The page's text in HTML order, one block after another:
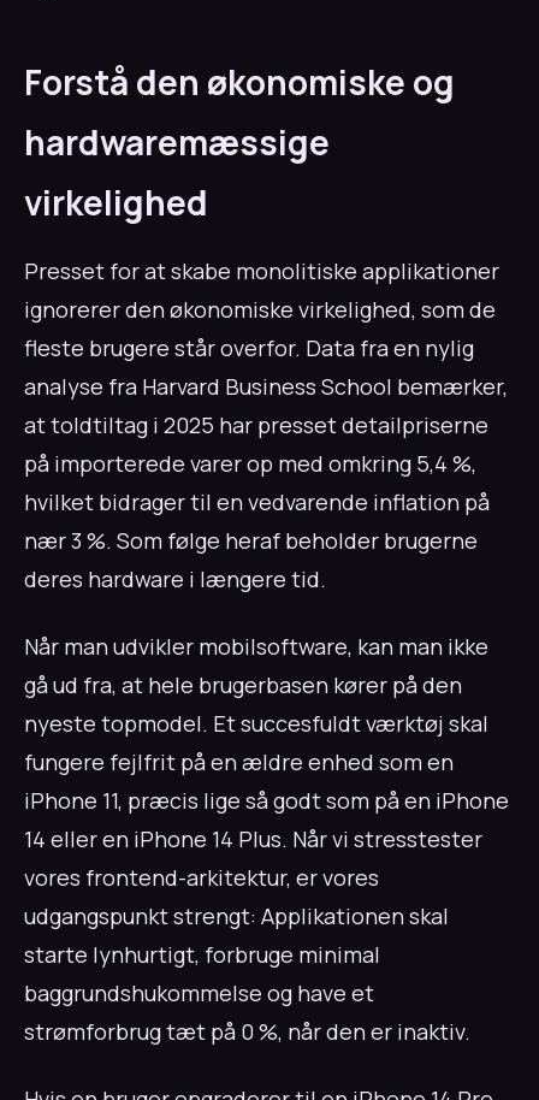
Forstå den økonomiske og
hardwaremæssige
virkelighed
Presset for at skabe monolitiske applikationer
ignorerer den økonomiske virkelighed, som de
fleste brugere står overfor. Data fra en nylig
analyse fra Harvard Business School bemærker,
at toldtiltag i 2025 har presset detailpriserne
på importerede varer op med omkring 5,4 %,
hvilket bidrager til en vedvarende inflation på
nær 3 %. Som følge heraf beholder brugerne
deres hardware i længere tid.
Når man udvikler mobilsoftware, kan man ikke
gå ud fra, at hele brugerbasen kører på den
nyeste topmodel. Et succesfuldt værktøj skal
fungere fejlfrit på en ældre enhed som en
iPhone 11, præcis lige så godt som på en iPhone
14 eller en iPhone 14 Plus. Når vi stresstester
vores frontend-arkitektur, er vores
udgangspunkt strengt: Applikationen skal
starte lynhurtigt, forbruge minimal
baggrundshukommelse og have et
strømforbrug tæt på 0 %, når den er inaktiv.